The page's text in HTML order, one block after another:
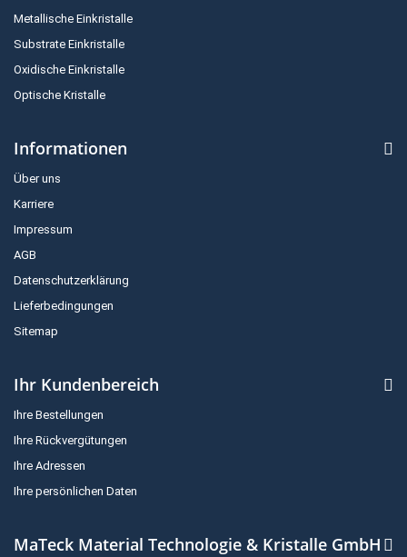
Metallische Einkristalle
Substrate Einkristalle
Oxidische Einkristalle
Optische Kristalle
Informationen
Über uns
Karriere
Impressum
AGB
Datenschutzerklärung
Lieferbedingungen
Sitemap
Ihr Kundenbereich
Ihre Bestellungen
Ihre Rückvergütungen
Ihre Adressen
Ihre persönlichen Daten
MaTeck Material Technologie & Kristalle GmbH